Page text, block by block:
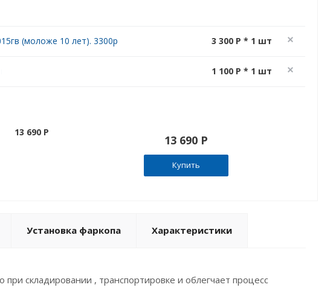
(моложе 10 лет). 3300р 3 300 P * 1 шт
1 100 P * 1 шт
13 690 P
13 690 P
Купить
Установка фаркопа Характеристики
складировании , транспортировке и облегчает процесс